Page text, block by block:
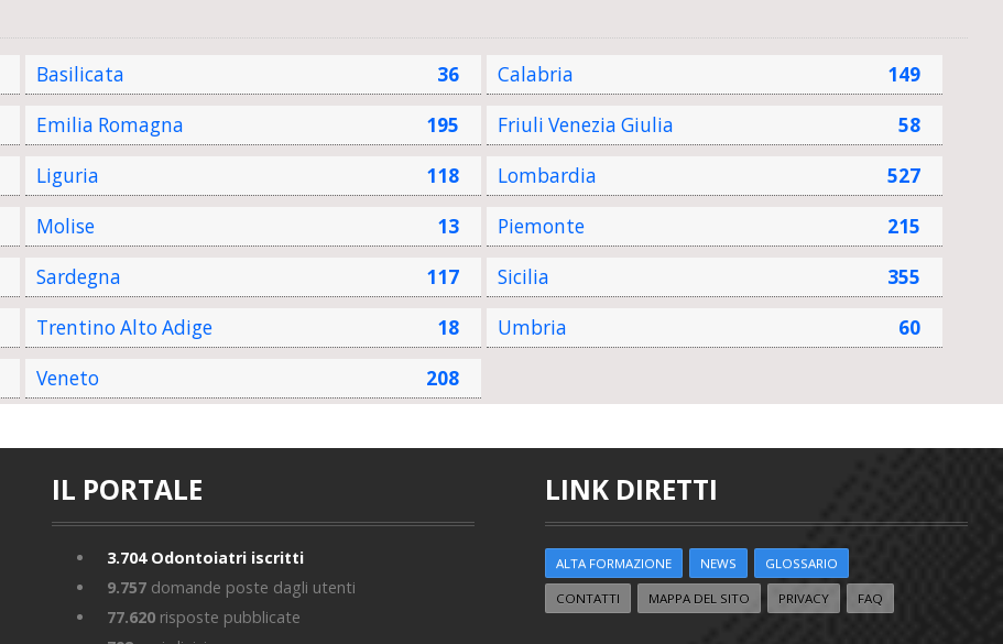
Basilicata 36 Calabria
149
Emilia Romagna 195 Friuli Venezia Giulia
58
Liguria 118 Lombardia
527
Molise 13 Piemonte
215
Sardegna 117 Sicilia
355
Trentino Alto Adige 18 Umbria
60
Veneto 208
IL PORTALE
3.704Odontoiatri iscritti
9.757 domande poste dagli utenti
77.620 risposte pubblicate
LINK DIRETTI
ALTA FORMAZIONE NEWS GLOSSARIO
CONTATTI MAPPA DEL SITO PRIVACY FAQ